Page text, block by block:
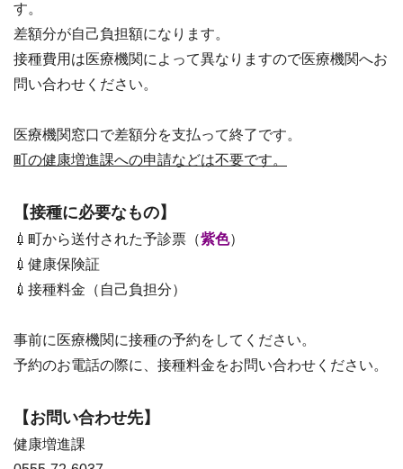
す。
差額分が自己負担額になります。
接種費用は医療機関によって異なりますので医療機関へお
問い合わせください。
医療機関窓口で差額分を支払って終了です。
町の健康増進課への申請などは不要です。
【接種に必要なもの】
💉町から送付された予診票（紫色）
💉健康保険証
💉接種料金（自己負担分）
事前に医療機関に接種の予約をしてください。
予約のお電話の際に、接種料金をお問い合わせください。
【お問い合わせ先】
健康増進課